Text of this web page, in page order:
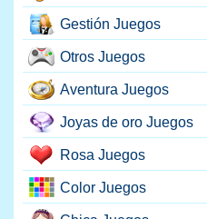
Gestión Juegos
Otros Juegos
Aventura Juegos
Joyas de oro Juegos
Rosa Juegos
Color Juegos